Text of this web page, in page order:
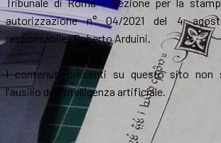
Tribunale di Roma - Sezione per la
autorizzazione n° 04/2021 del 4
responsabile: Roberto Arduini.
I contenuti presenti su questo sito non
l'ausilio dell'intelligenza artificiale.